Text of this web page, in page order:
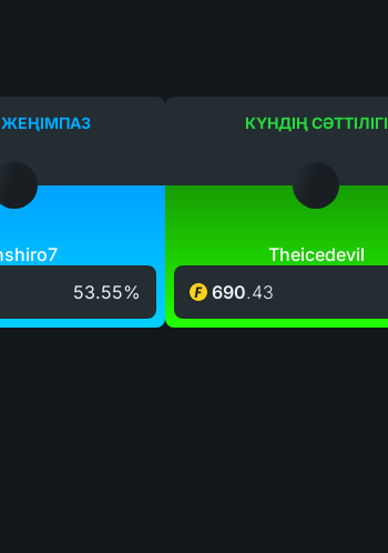
53.55%
КҮНДІҢ СӘТТІЛІГІ
Theicedevil
690.43